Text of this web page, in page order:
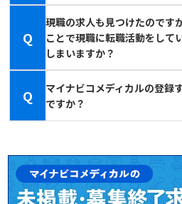
Q
現職の求人も見つけたのです
ことで現職に転職活動をして
しまいますか？
Q
マイナビコメディカルの登録
ですか？